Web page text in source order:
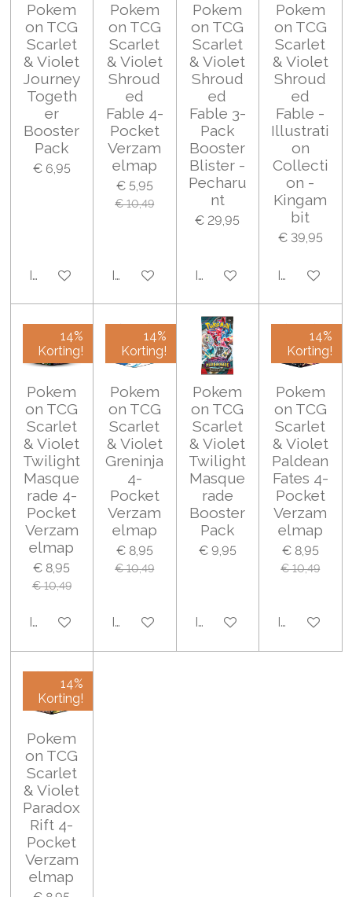
Pokem
on TCG
Scarlet
& Violet
Journey
Togeth
er
Booster
Pack
€ 6,95
In winkelwagen
Pokem
on TCG
Scarlet
& Violet
Shroud
ed
Fable 4-
Pocket
Verzam
elmap
€ 5,95
€ 10,49
In winkelwagen
Pokem
on TCG
Scarlet
& Violet
Shroud
ed
Fable 3-
Pack
Booster
Blister -
Pecharu
nt
€ 29,95
In winkelwagen
Pokem
on TCG
Scarlet
& Violet
Shroud
ed
Fable -
Illustrati
on
Collecti
on -
Kingam
bit
€ 39,95
In
14%
Korting!
Pokem
on TCG
Scarlet
& Violet
Twilight
Masque
rade 4-
Pocket
Verzam
elmap
€ 8,95
€ 10,49
In winkelwagen
14%
Korting!
Pokem
on TCG
Scarlet
& Violet
Greninja
4-
Pocket
Verzam
elmap
€ 8,95
€ 10,49
In winkelwagen
Pokem
on TCG
Scarlet
& Violet
Twilight
Masque
rade
Booster
Pack
€ 9,95
In winkelwagen
14%
Korting!
Pokem
on TCG
Scarlet
& Violet
Paldean
Fates 4-
Pocket
Verzam
elmap
€ 8,95
€ 10,49
In
14%
Korting!
Pokem
on TCG
Scarlet
& Violet
Paradox
Rift 4-
Pocket
Verzam
elmap